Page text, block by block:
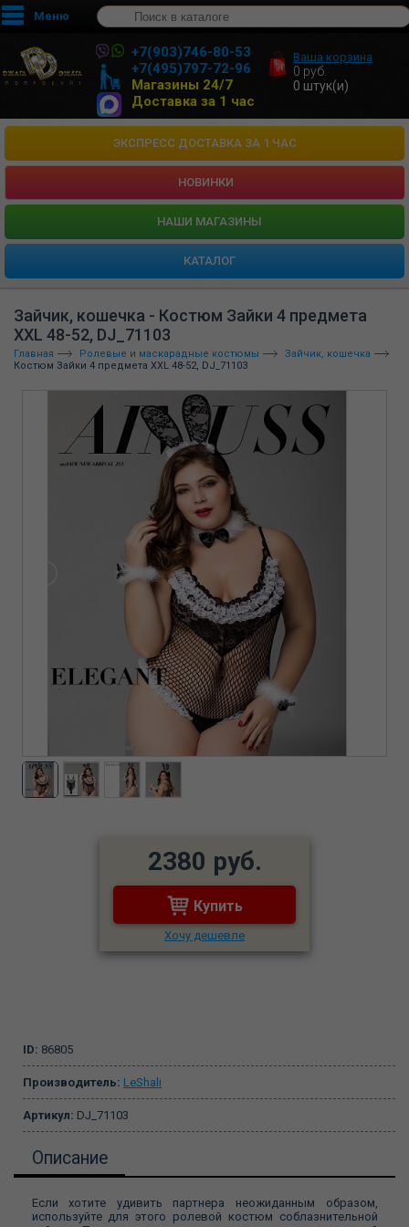
Меню
+7(903)746-80-53
+7(495)797-72-96
Магазины 24/7
Доставка за 1 час
Ваша корзина
0 руб.
0 штук(и)
ЭКСПРЕСС ДОСТАВКА ЗА 1 ЧАС
НОВИНКИ
HАШИ МАГАЗИНЫ
КАТАЛОГ
Зайчик, кошечка - Костюм Зайки 4 предмета
XXL 48-52, DJ_71103
Главная Ролевые и маскарадные костюмы
Зайчик, кошечка
Костюм Зайки 4 предмета XXL 48-52, DJ_71103
2380 руб.
Купить
Хочу дешевле
ID: 86805
Производитель: LeShali
Артикул: DJ_71103
Описание
Если хотите удивить партнера неожиданным образом,
используйте для этого ролевой костюм соблазнительной